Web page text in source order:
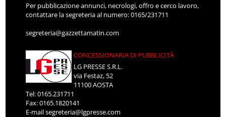
Per pubblicazione annunci, necrologi, offro e cerco lavoro,
contattare la segreteria al numero: 0165/231711
segreteria@gazzettamatin.com
CONCESSIONARIA DI PUBBLICITÀ
LG PRESSE S.R.L.
via Festaz, 52
11100 AOSTA
Tel: 0165.231711
Fax: 0165.1820141
E-mailsegreteria@lgpresse.com